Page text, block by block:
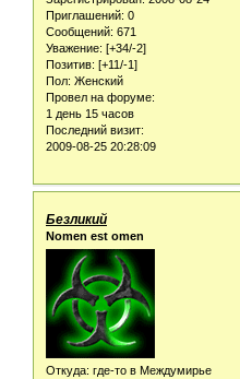
Приглашений: 0
Сообщений: 671
Уважение: [+34/-2]
Позитив: [+11/-1]
Пол: Женский
Провел на форуме:
1 день 15 часов
Последний визит:
2009-08-25 20:28:09
Безликий
Nomen est omen
Откуда: где-то в Междумирье